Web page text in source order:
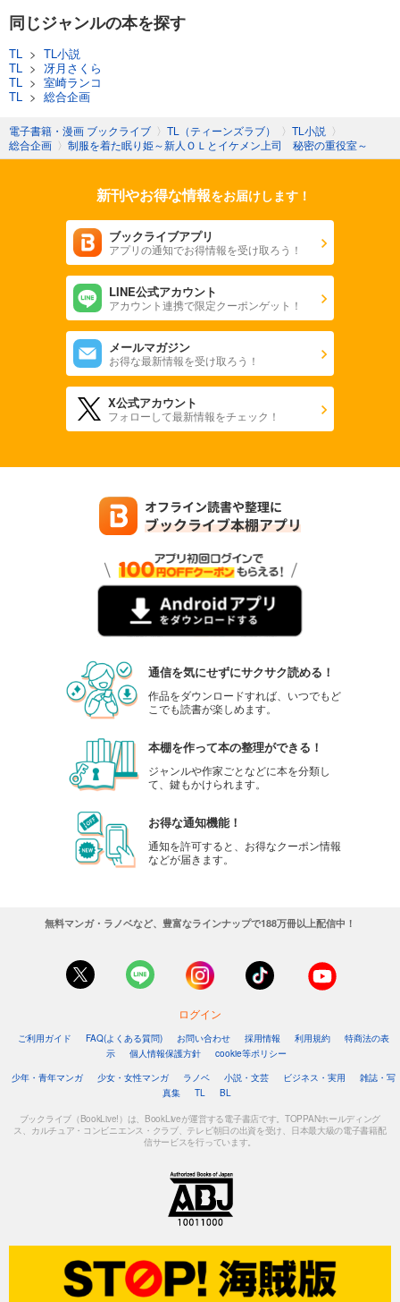
同じジャンルの本を探す
TL > TL小説
TL
> 冴月さくら
TL
> 室崎ランコ
TL
> 総合企画
電子書籍・漫画 ブックライブ 〉 TL（ティーンズラブ） 〉 TL小説 〉
総合企画 〉 制服を着た眠り姫～新人ＯＬとイケメン上司 秘密の重役室～
新刊やお得な情報をお届けします！
ブックライブアプリ
アプリの通知でお得情報を受け取ろう！
LINE公式アカウント
アカウント連携で限定クーポンゲット！
メールマガジン
お得な最新情報を受け取ろう！
X公式アカウント
フォローして最新情報をチェック！
通信を気にせずにサクサク読める！
作品をダウンロードすれば、いつでもど
こでも読書が楽しめます。
本棚を作って本の整理ができる！
ジャンルや作家ごとなどに本を分類し
て、鍵もかけられます。
お得な通知機能！
通知を許可すると、お得なクーポン情報
などが届きます。
無料マンガ・ラノベなど、豊富なラインナップで188万冊以上配信中！
ログイン
ご利用ガイド FAQ(よくある質問) お問い合わせ 採用情報 利用規約
特商法の表
示
個人情報保護方針
cookie等ポリシー
少年・青年マンガ
少女・女性マンガ ラノベ 小説・文芸 ビジネス・実用
雑誌・写
真集
TL BL
ブックライブ（BookLive!）は、BookLiveが運営する電子書店です。TOPPANホールディング
ス、カルチュア・コンビニエンス・クラブ、テレビ朝日の出資を受け、日本最大級の電子書籍配
信サービスを行っています。